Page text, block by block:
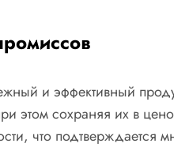
и эффективный
этом сохраняя их в
что